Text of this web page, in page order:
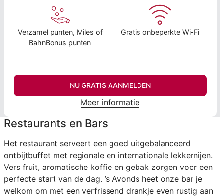
Verzamel punten, Miles of
BahnBonus punten
Gratis onbeperkte Wi-Fi
NU GRATIS AANMELDEN
Meer informatie
Restaurants en Bars
Het restaurant serveert een goed uitgebalanceerd
ontbijtbuffet met regionale en internationale lekkernijen.
Vers fruit, aromatische koffie en gebak zorgen voor een
perfecte start van de dag. ’s Avonds heet onze bar je
welkom om met een verfrissend drankje even rustig aan